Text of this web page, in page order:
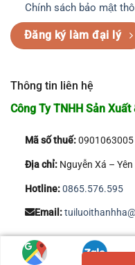
Chính sách bảo mật
Đăng ký làm đại lý
Thông tin liên hệ
Công Ty TNHH Sản
Mã số thuế:0901063005
Địa chỉ:Nguyễn Xá – Yên
Hotline:0865.576.595
Email:
Copyright 2026 © Công